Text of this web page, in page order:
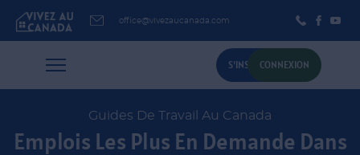
office@vivezaucanada.com
S'INSCRIRECONNEXION
Guides De Travail Au Canada
Emplois Les Plus En Demande Dans